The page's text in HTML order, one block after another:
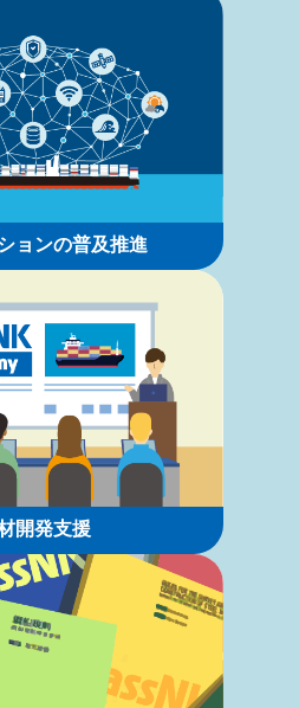
ョンの普及推進
開発支援